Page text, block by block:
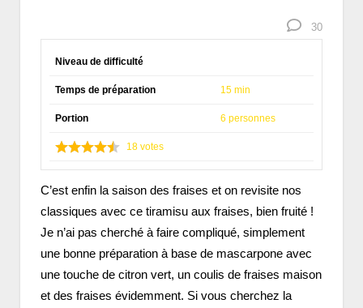
30
Niveau de difficulté
Temps de préparation 15 min
Portion 6 personnes
18 votes
C’est enfin la saison des fraises et on revisite nos
classiques avec ce tiramisu aux fraises, bien fruité !
Je n’ai pas cherché à faire compliqué, simplement
une bonne préparation à base de mascarpone avec
une touche de citron vert, un coulis de fraises maison
et des fraises évidemment. Si vous cherchez la